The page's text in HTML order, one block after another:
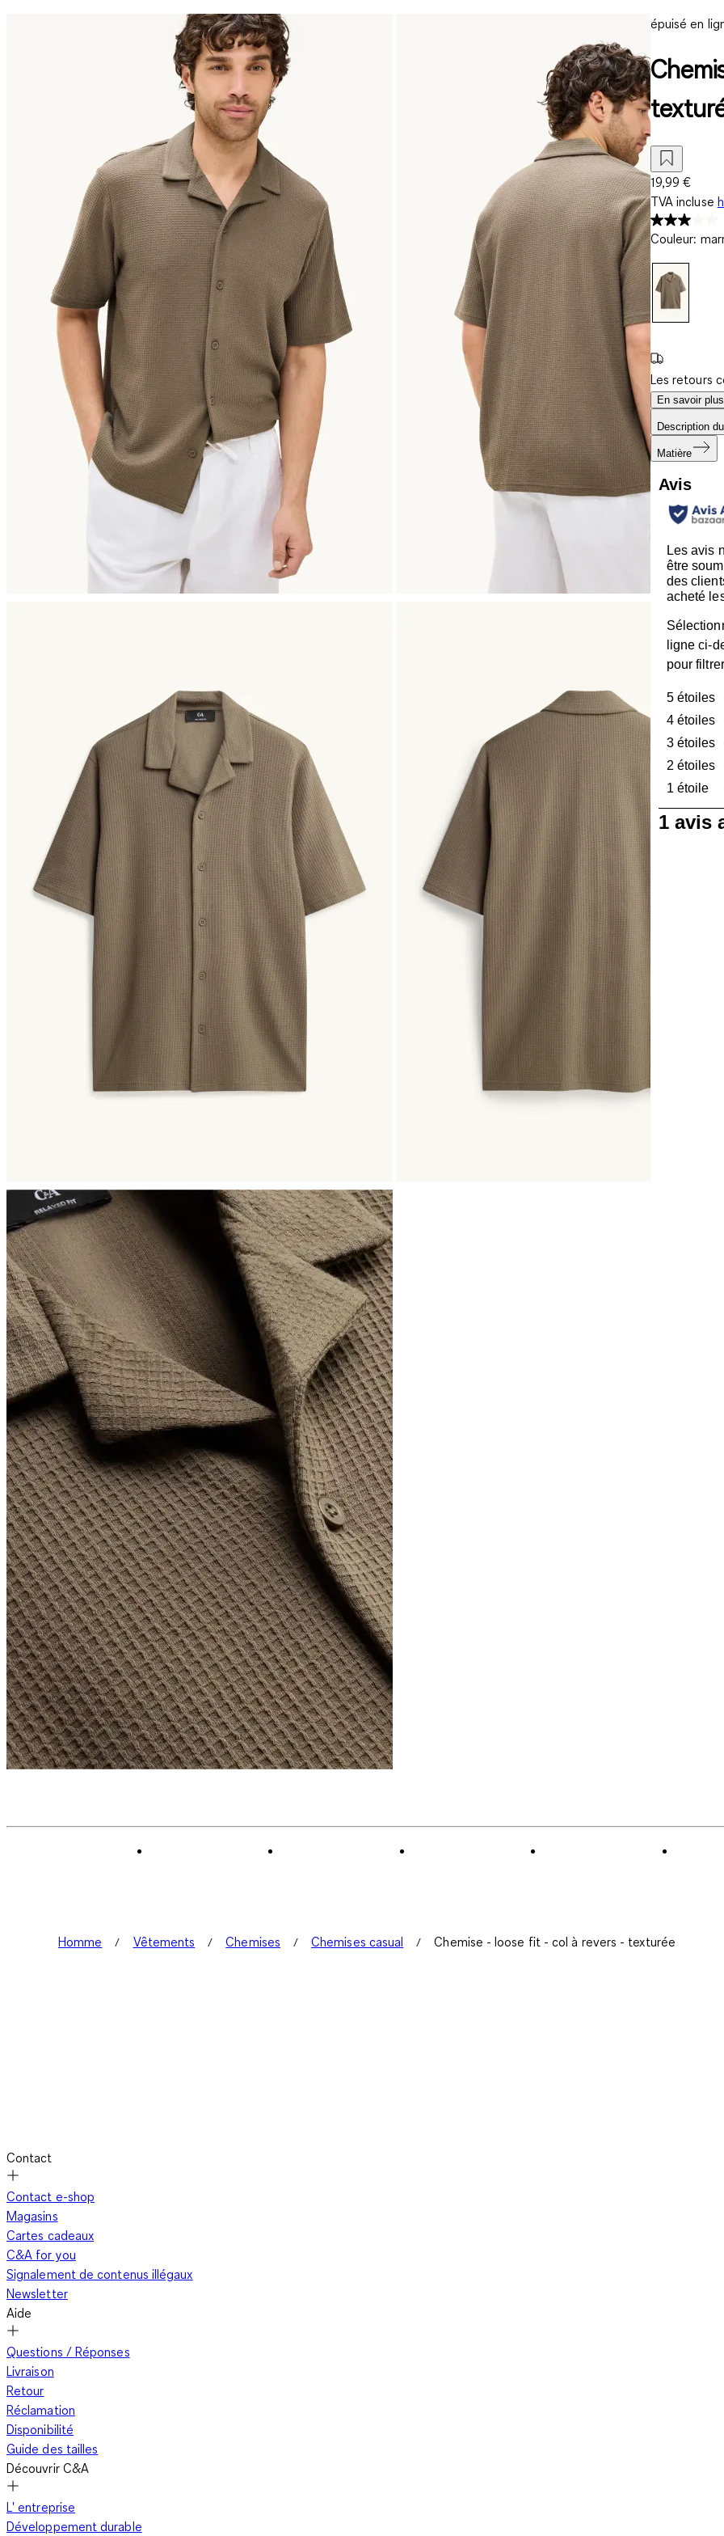
épuisé en
19,99 €
TVA incluse
Couleur:
Les retours
En savoir plus
Description
Matière
Avis
Les avis
être
des
acheté
ligne ci-
pour
5 étoiles
4 étoiles
3 étoiles
2 étoiles
1 étoile
à
sur
1
1 avis
Homme Vêtements Chemises Chemises casual Chemise - loose fit - col à revers - texturée
Contact
Contact e-shop
Magasins
Cartes cadeaux
C&A for you
Signalement de contenus illégaux
Newsletter
Aide
Questions / Réponses
Livraison
Retour
Réclamation
Disponibilité
Guide des tailles
Découvrir C&A
L' entreprise
Développement durable